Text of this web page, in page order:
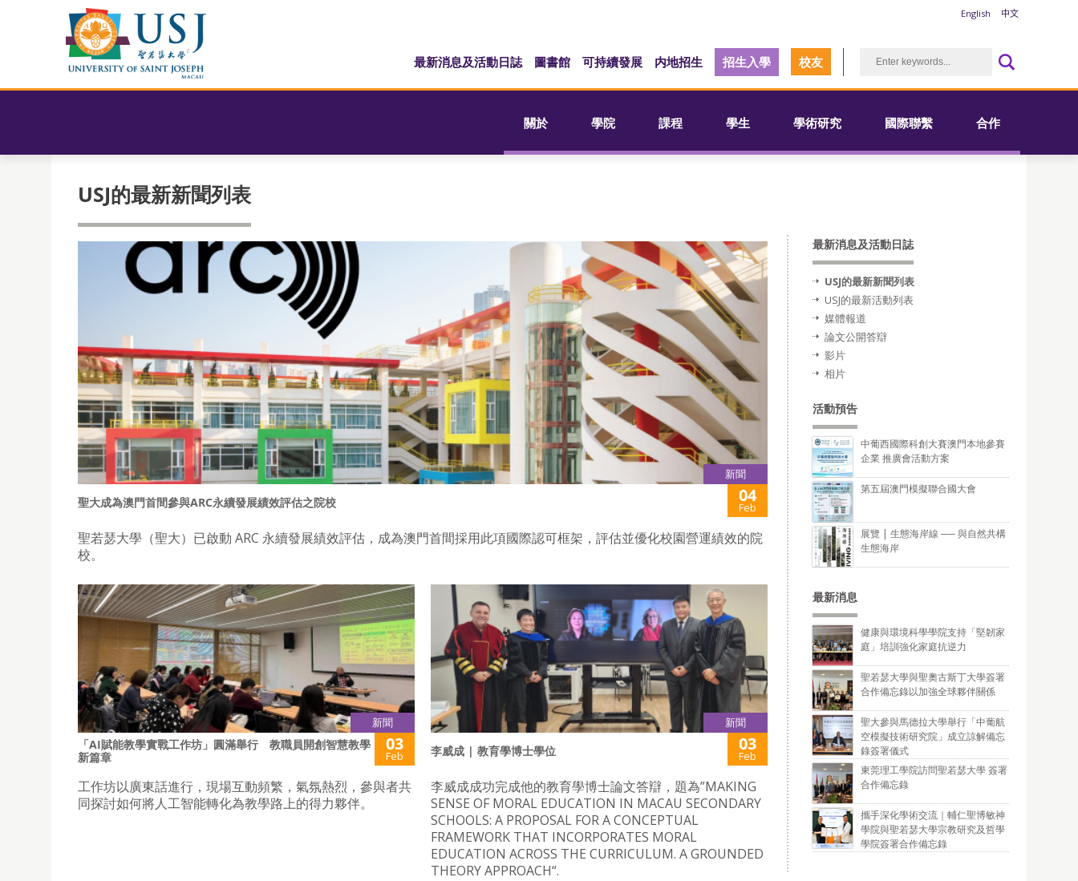
English 中文
最新消息及活動日誌 圖書館 可持續發展 内地招生 招生入學 校友
關於 學院 課程 學生 學術研究 國際聯繫 合作
USJ的最新新聞列表
新聞
聖大成為澳門首間參與ARC永續發展績效評估之院校 04
Feb
聖若瑟大學（聖大）已啟動 ARC 永續發展績效評估，成為澳門首間採用此項國際認可框架，評估並優化校園營運績效的院
校。
新聞
「AI賦能教學實戰工作坊」圓滿舉行 教職員開創智慧教學
新篇章
03
Feb
工作坊以廣東話進行，現場互動頻繁，氣氛熱烈，參與者共
同探討如何將人工智能轉化為教學路上的得力夥伴。
新聞
李威成 | 教育學博士學位 03
Feb
李威成成功完成他的教育學博士論文答辯，題為”MAKING
SENSE OF MORAL EDUCATION IN MACAU SECONDARY
SCHOOLS: A PROPOSAL FOR A CONCEPTUAL
FRAMEWORK THAT INCORPORATES MORAL
EDUCATION ACROSS THE CURRICULUM. A GROUNDED
THEORY APPROACH“.
最新消息及活動日誌
USJ的最新新聞列表
USJ的最新活動列表
媒體報道
論文公開答辯
影片
相片
活動預告
中葡西國際科創大賽澳門本地參賽
企業 推廣會活動方案
第五屆澳門模擬聯合國大會
展覽 | 生態海岸線 ── 與自然共構
生態海岸
最新消息
健康與環境科學學院支持「堅韌家
庭」培訓強化家庭抗逆力
聖若瑟大學與聖奧古斯丁大學簽署
合作備忘錄以加強全球夥伴關係
聖大參與馬德拉大學舉行「中葡航
空模擬技術研究院」成立諒解備忘
錄簽署儀式
東莞理工學院訪問聖若瑟大學 簽署
合作備忘錄
攜手深化學術交流｜輔仁聖博敏神
學院與聖若瑟大學宗教研究及哲學
學院簽署合作備忘錄